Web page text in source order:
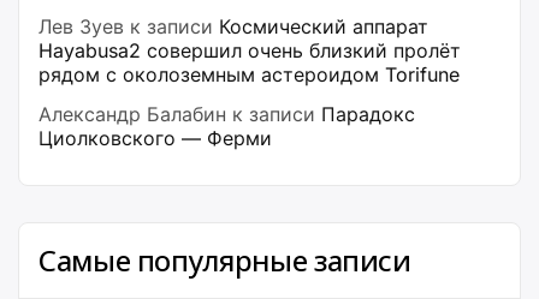
Лев Зуев к записи Космический аппарат
Hayabusa2 совершил очень близкий пролёт
рядом с околоземным астероидом Torifune
Александр Балабин к записи Парадокс
Циолковского — Ферми
Самые популярные записи